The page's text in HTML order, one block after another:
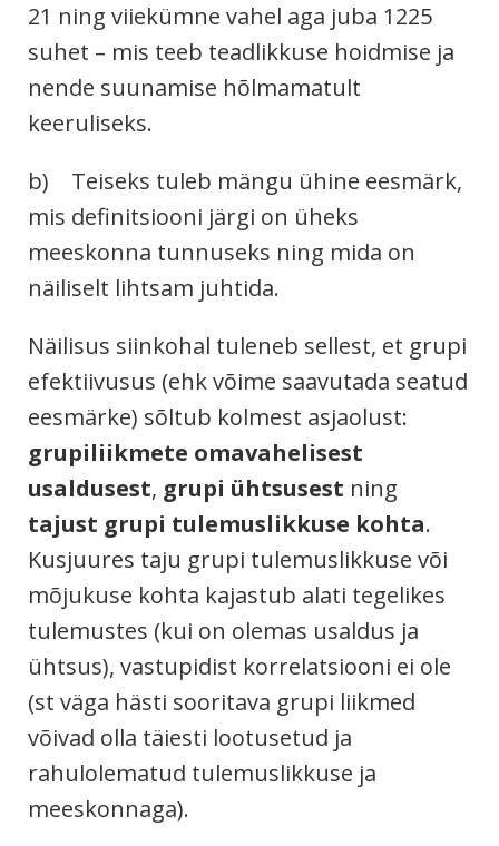
21 ning viiekümne vahel aga juba 1225
suhet – mis teeb teadlikkuse hoidmise ja
nende suunamise hõlmamatult
keeruliseks.
b) Teiseks tuleb mängu ühine eesmärk,
mis definitsiooni järgi on üheks
meeskonna tunnuseks ning mida on
näiliselt lihtsam juhtida.
Näilisus siinkohal tuleneb sellest, et grupi
efektiivusus (ehk võime saavutada seatud
eesmärke) sõltub kolmest asjaolust:
grupiliikmete omavahelisest
usaldusest, grupi ühtsusest ning
tajust grupi tulemuslikkuse kohta.
Kusjuures taju grupi tulemuslikkuse või
mõjukuse kohta kajastub alati tegelikes
tulemustes (kui on olemas usaldus ja
ühtsus), vastupidist korrelatsiooni ei ole
(st väga hästi sooritava grupi liikmed
võivad olla täiesti lootusetud ja
rahulolematud tulemuslikkuse ja
meeskonnaga).